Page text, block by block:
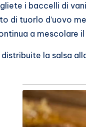
i baccelli di
di tuorlo d’uovo
a mescolare
distribuite la salsa